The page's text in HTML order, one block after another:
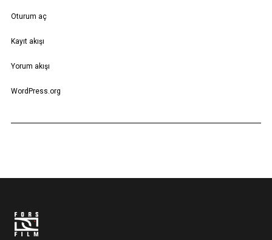
Oturum aç
Kayıt akışı
Yorum akışı
WordPress.org